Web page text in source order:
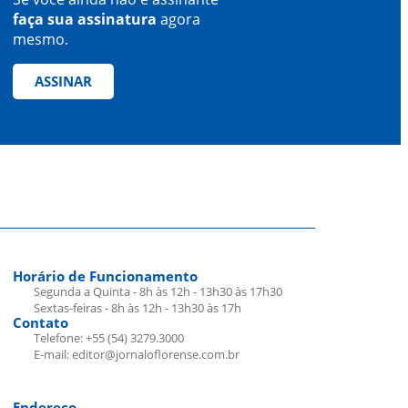
faça sua assinatura agora
mesmo.
ASSINAR
Horário de Funcionamento
Segunda a Quinta - 8h às 12h - 13h30 às 17h30
Sextas-feiras - 8h às 12h - 13h30 às 17h
Contato
Telefone: +55 (54) 3279.3000
E-mail: editor@jornaloflorense.com.br